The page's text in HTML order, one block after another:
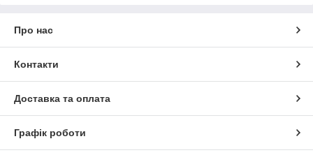
Про нас
Контакти
Доставка та оплата
Графік роботи